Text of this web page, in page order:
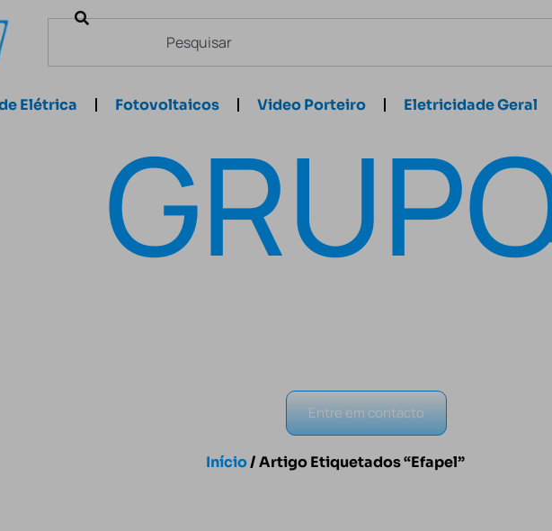
Elétrica Fotovoltaicos Video Porteiro Eletricidade Geral
Entre em contacto
Início/ Artigo Etiquetados “Efapel”